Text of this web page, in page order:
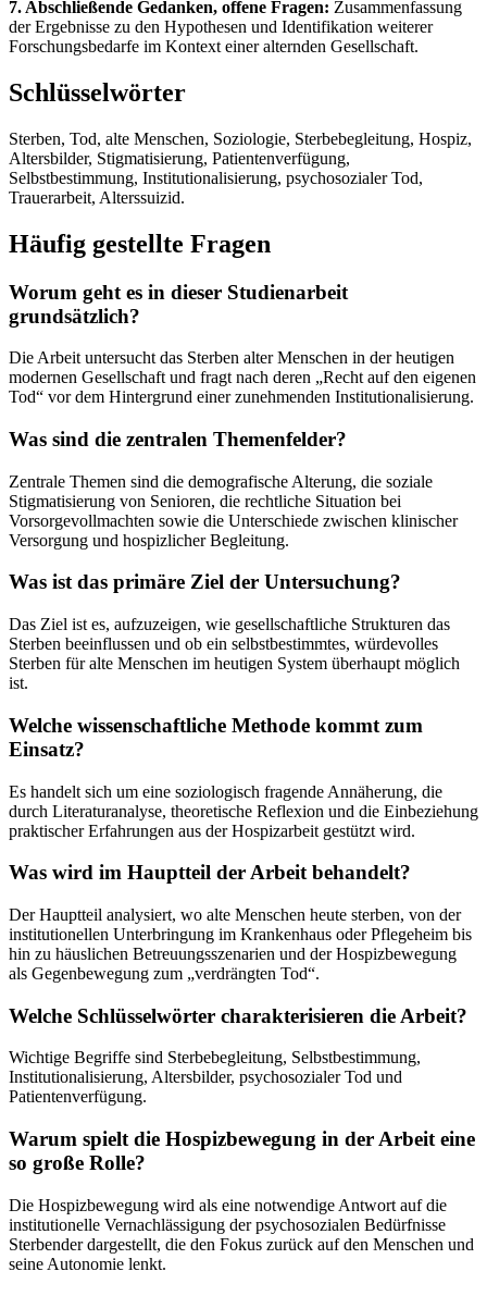
7. Abschließende Gedanken, offene Fragen: Zusammenfassung
der Ergebnisse zu den Hypothesen und Identifikation weiterer
Forschungsbedarfe im Kontext einer alternden Gesellschaft.
Schlüsselwörter
Sterben, Tod, alte Menschen, Soziologie, Sterbebegleitung, Hospiz,
Altersbilder, Stigmatisierung, Patientenverfügung,
Selbstbestimmung, Institutionalisierung, psychosozialer Tod,
Trauerarbeit, Alterssuizid.
Häufig gestellte Fragen
Worum geht es in dieser Studienarbeit
grundsätzlich?
Die Arbeit untersucht das Sterben alter Menschen in der heutigen
modernen Gesellschaft und fragt nach deren „Recht auf den eigenen
Tod“ vor dem Hintergrund einer zunehmenden Institutionalisierung.
Was sind die zentralen Themenfelder?
Zentrale Themen sind die demografische Alterung, die soziale
Stigmatisierung von Senioren, die rechtliche Situation bei
Vorsorgevollmachten sowie die Unterschiede zwischen klinischer
Versorgung und hospizlicher Begleitung.
Was ist das primäre Ziel der Untersuchung?
Das Ziel ist es, aufzuzeigen, wie gesellschaftliche Strukturen das
Sterben beeinflussen und ob ein selbstbestimmtes, würdevolles
Sterben für alte Menschen im heutigen System überhaupt möglich
ist.
Welche wissenschaftliche Methode kommt zum
Einsatz?
Es handelt sich um eine soziologisch fragende Annäherung, die
durch Literaturanalyse, theoretische Reflexion und die Einbeziehung
praktischer Erfahrungen aus der Hospizarbeit gestützt wird.
Was wird im Hauptteil der Arbeit behandelt?
Der Hauptteil analysiert, wo alte Menschen heute sterben, von der
institutionellen Unterbringung im Krankenhaus oder Pflegeheim bis
hin zu häuslichen Betreuungsszenarien und der Hospizbewegung
als Gegenbewegung zum „verdrängten Tod“.
Welche Schlüsselwörter charakterisieren die Arbeit?
Wichtige Begriffe sind Sterbebegleitung, Selbstbestimmung,
Institutionalisierung, Altersbilder, psychosozialer Tod und
Patientenverfügung.
Warum spielt die Hospizbewegung in der Arbeit eine
so große Rolle?
Die Hospizbewegung wird als eine notwendige Antwort auf die
institutionelle Vernachlässigung der psychosozialen Bedürfnisse
Sterbender dargestellt, die den Fokus zurück auf den Menschen und
seine Autonomie lenkt.